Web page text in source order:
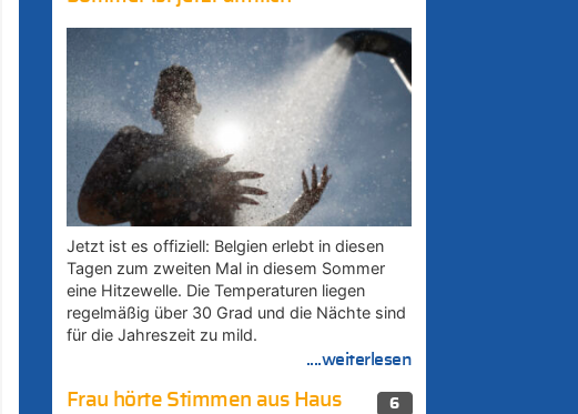
Jetzt ist es offiziell: Belgien erlebt in diesen
Tagen zum zweiten Mal in diesem Sommer
eine Hitzewelle. Die Temperaturen liegen
regelmäßig über 30 Grad und die Nächte sind
für die Jahreszeit zu mild.
....weiterlesen
6
Frau hörte Stimmen aus Haus